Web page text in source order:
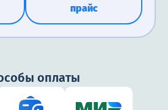
прайс
оплаты